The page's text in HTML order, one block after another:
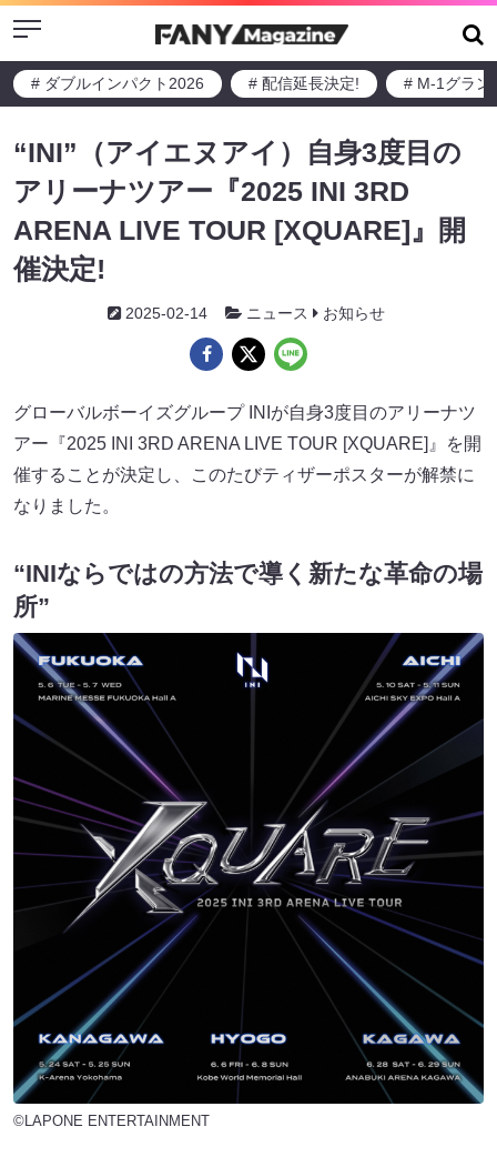
Menu
# ダブルインパクト2026 # 配信延長決定! # M-1グラン
“INI”（アイエヌアイ）自身3度目の
アリーナツアー『2025 INI 3RD
ARENA LIVE TOUR [XQUARE]』開
催決定!
2025-02-14 ニュース お知らせ
グローバルボーイズグループ INIが自身3度目のアリーナツ
アー『2025 INI 3RD ARENA LIVE TOUR [XQUARE]』を開
催することが決定し、このたびティザーポスターが解禁に
なりました。
“INIならではの方法で導く新たな革命の場
所”
©LAPONE ENTERTAINMENT